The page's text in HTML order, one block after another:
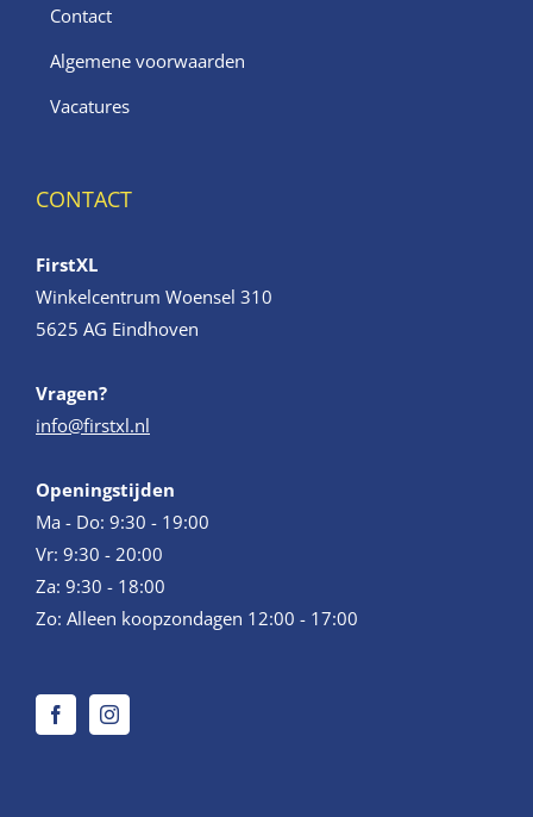
Contact
Algemene voorwaarden
Vacatures
CONTACT
FirstXL
Winkelcentrum Woensel 310
5625 AG Eindhoven
Vragen?
info@firstxl.nl
Openingstijden
Ma - Do: 9:30 - 19:00
Vr: 9:30 - 20:00
Za: 9:30 - 18:00
Zo: Alleen koopzondagen 12:00 - 17:00